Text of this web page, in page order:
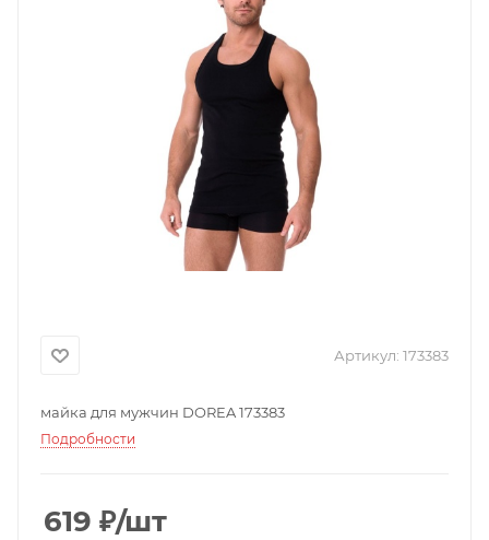
Артикул: 173383
майка для мужчин DOREA 173383
Подробности
619 ₽/шт